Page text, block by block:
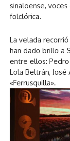
sinaloense,
folclórica.
La velada
han dado brillo a
entre ellos: Pedro
Lola Beltrán, José
«Ferrusquilla».